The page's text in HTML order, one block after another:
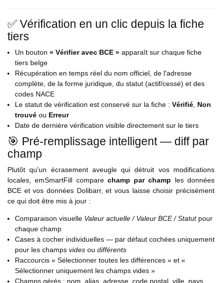
✅ Vérification en un clic depuis la fiche
tiers
Un bouton « Vérifier avec BCE » apparaît sur chaque fiche
tiers belge
Récupération en temps réel du nom officiel, de l'adresse
complète, de la forme juridique, du statut (actif/cessé) et des
codes NACE
Le statut de vérification est conservé sur la fiche : Vérifié, Non
trouvé ou Erreur
Date de dernière vérification visible directement sur le tiers
🎯 Pré-remplissage intelligent — diff par
champ
Plutôt qu'un écrasement aveugle qui détruit vos modifications
locales, emSmartFill compare champ par champ les données
BCE et vos données Dolibarr, et vous laisse choisir précisément
ce qui doit être mis à jour :
Comparaison visuelle Valeur actuelle / Valeur BCE / Statutpour
chaque champ
Cases à cocher individuelles — par défaut cochées uniquement
pour les champs vides ou différents
Raccourcis « Sélectionner toutes les différences » et «
Sélectionner uniquement les champs vides »
Champs gérés : nom, alias, adresse, code postal, ville, pays,